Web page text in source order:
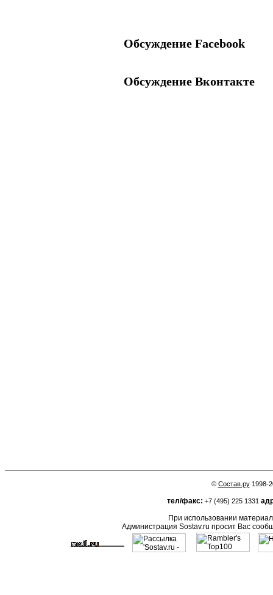
Обсуждение Facebook
Обсуждение Вконтакте
© Состав.ру1998-
тел/факс: +7 (495) 225 1331
При использовании
Администрация Sostav.ru просит Вас